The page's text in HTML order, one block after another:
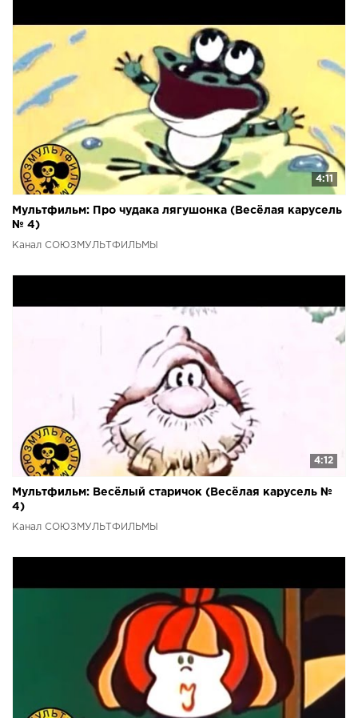
4:11
Мультфильм: Про чудака лягушонка (Весёлая карусель
№ 4)
Канал СОЮЗМУЛЬТФИЛЬМЫ
4:12
Мультфильм: Весёлый старичок (Весёлая карусель №
4)
Канал СОЮЗМУЛЬТФИЛЬМЫ